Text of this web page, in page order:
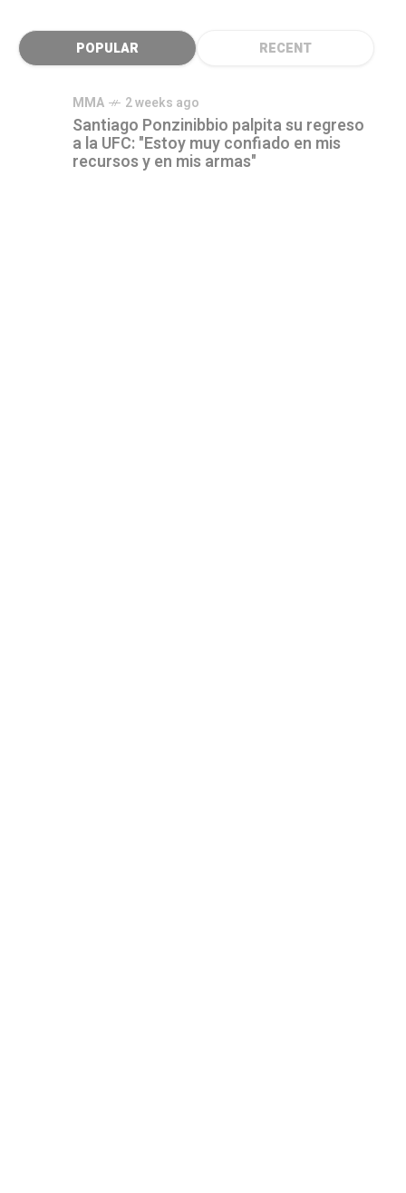
POPULAR RECENT
MMA 2 weeks ago
Santiago Ponzinibbio palpita su regreso
a la UFC: "Estoy muy confiado en mis
recursos y en mis armas"